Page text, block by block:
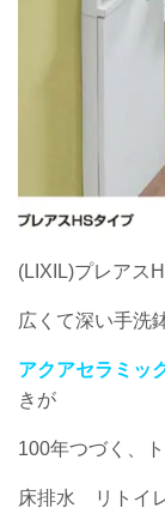
(LIXIL)プレアス
広くて深い手洗
アクアセラミッ
きが
100年つづく、
床排水 リトイ